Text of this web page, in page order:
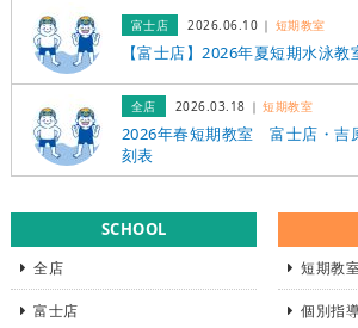
富士店 2026.06.10 短期教室
【富士店】2026年夏短期水泳
全店 2026.03.18 短期教室
2026年春短期教室 富士店・吉
刻表
SCHOOL
全店
富士店
短期教
個別指